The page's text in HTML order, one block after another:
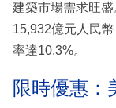
建築市場需求旺
15,932億元人民
率達10.3%。
限時優惠：